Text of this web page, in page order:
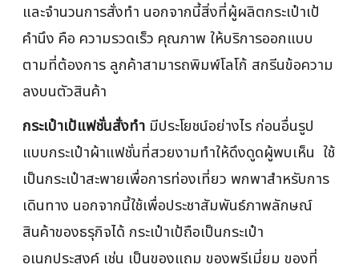
และจำนวนการสั่งทำ นอกจากนี้สิ่งที่ผู้ผลิตกระเป๋าเป้
คำนึง คือ ความรวดเร็ว คุณภาพ ให้บริการออกแบบ
ตามที่ต้องการ ลูกค้าสามารถพิมพ์โลโก้ สกรีนข้อความ
ลงบนตัวสินค้า
กระเป๋าเป้แฟชั่นสั่งทำ มีประโยชน์อย่างไร ก่อนอื่นรูป
แบบกระเป๋าผ้าแฟชั่นที่สวยงามทำให้ดึงดูดผู้พบเห็น ใช้
เป็นกระเป๋าสะพายเพื่อการท่องเที่ยว พกพาสำหรับการ
เดินทาง นอกจากนี้ใช้เพื่อประชาสัมพันธ์ภาพลักษณ์
สินค้าของธรุกิจได้ กระเป๋าเป้ถือเป็นกระเป๋า
อเนกประสงค์ เช่น เป็นของแถม ของพรีเมี่ยม ของที่